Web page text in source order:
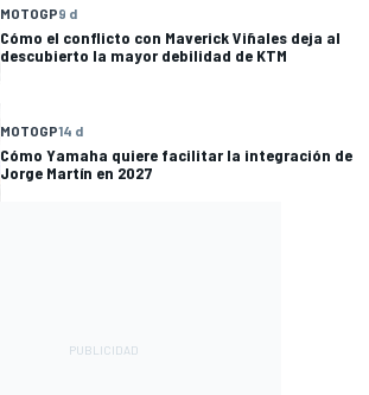
MOTOGP9 d
Cómo el conflicto con Maverick Viñales deja al
descubierto la mayor debilidad de KTM
MOTOGP14 d
Cómo Yamaha quiere facilitar la integración de
Jorge Martín en 2027